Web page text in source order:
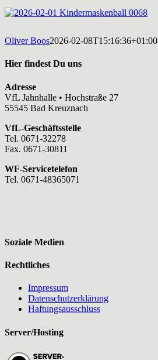
Oliver Boos2026-02-08T15:16:36+01:00
Hier findest Du uns
Adresse
VfL Jahnhalle • Hochstraße 27
55545 Bad Kreuznach
VfL-Geschäftsstelle
Tel. 0671-32278
Fax. 0671-30811
WF-Servicetelefon
Tel. 0671-48365071
Soziale Medien
Rechtliches
Impressum
Datenschutzerklärung
Haftungsausschluss
Server/Hosting